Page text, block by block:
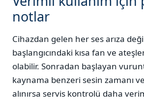
notlar
Cihazdan gelen her ses arıza
başlangıcındaki kısa fan ve
olabilir. Sonradan başlayan
kaynama benzeri sesin zamanı
alınırsa servis kontrolü daha